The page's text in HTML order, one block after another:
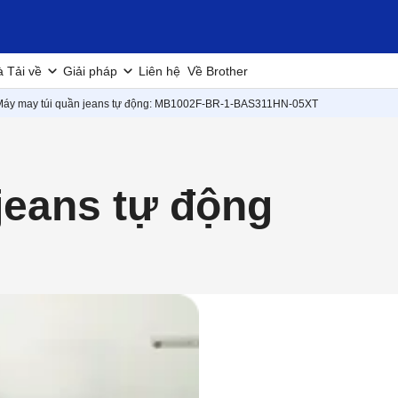
Tải về Giải pháp Liên hệ Về Brother
may túi quần jeans tự động: MB1002F-BR-1-BAS311HN-05XT
tự động